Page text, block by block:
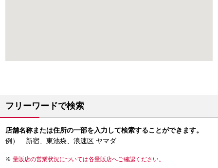
フリーワードで検索
店舗名称または住所の一部を入力して検索することができます。
例） 新宿、東池袋、浪速区 ヤマダ
量販店の営業状況については各量販店へご確認ください。